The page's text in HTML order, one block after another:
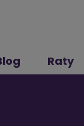
Raty